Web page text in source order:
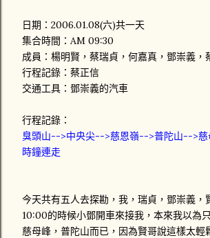
日期：2006.01.08(六)共一天
集合時間：AM 09:30
成員：楊明賢，蔡瑞貞，何嘉真，鄧崇義，
行程記錄：蔡正信
交通工具：鄧崇義的汽車
行程記錄：
臭頭山-->中央尖-->慈恩嶺-->普陀山-->
時鐘連走
今天共有五人去探勘，我，瑞貞，鄧崇義，
10:00的時候小鄧開車來接我，本來我以為
慈母峰，普陀山而已，因為賢哥說這樣太輕